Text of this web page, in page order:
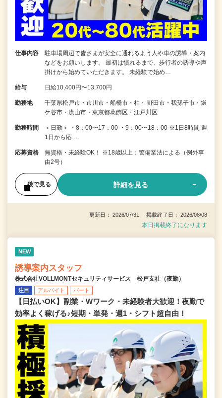
仕事内容
駐車場周辺で皆さまが安全に通れるよう人や車の誘導・案内
などをお願いします。 最初は慣れるまで、歩行者の誘導や声
掛けから始めていただきます。 未経験で始め…
給与 日給10,400円〜13,700円
勤務地
千葉県松戸市・市川市・船橋市・柏・ 野田市・我孫子市・鎌
ケ谷市・流山市・東京都葛飾区・江戸川区
勤務時間
＜日勤＞ ・8：00〜17：00 ・9：00〜18：00 ※1日8時間 週
1日から応…
応募資格
無資格・未経験OK！ ※18歳以上：警備業法による（例外事
由2号）
後で見る 詳細を見る
更新日： 2026/07/31 掲載終了日： 2026/08/08
本日掲載終了になります
NEW
誘導案内スタッフ
株式会社VOLLMONTセキュリティサービス 松戸支社（夜勤）
注目 アルバイト パート
【日払いOK】副業・Wワーク・未経験者大歓迎！夜勤で
効率よく稼げる♪短期・単発・週1・シフト超自由！